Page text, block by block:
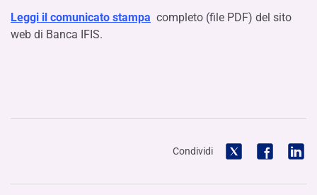
Leggi il comunicato stampa completo (file PDF) del sito
web di Banca IFIS.
Condividi